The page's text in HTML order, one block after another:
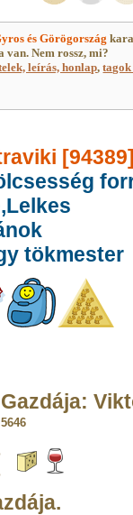
és Görögország
van. Nem rossz, mi?
leírás, honlap,
tökmester